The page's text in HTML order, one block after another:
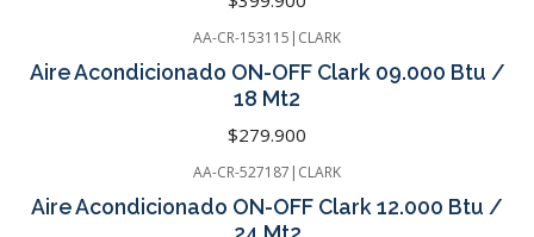
Cotizar
AA-CR-153115 | CLARK
Aire Acondicionado ON-OFF Clark 09.000 Btu /
18 Mt2
$279.900
Cotizar
AA-CR-527187 | CLARK
Aire Acondicionado ON-OFF Clark 12.000 Btu /